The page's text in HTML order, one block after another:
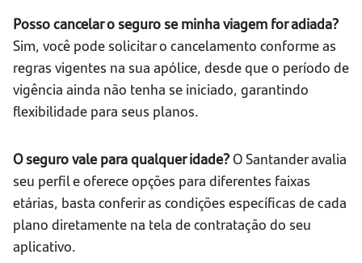
Posso cancelar o seguro se minha viagem for adiada?
Sim, você pode solicitar o cancelamento conforme as
regras vigentes na sua apólice, desde que o período de
vigência ainda não tenha se iniciado, garantindo
flexibilidade para seus planos.
O seguro vale para qualquer idade?O Santander avalia
seu perfil e oferece opções para diferentes faixas
etárias, basta conferir as condições específicas de cada
plano diretamente na tela de contratação do seu
aplicativo.